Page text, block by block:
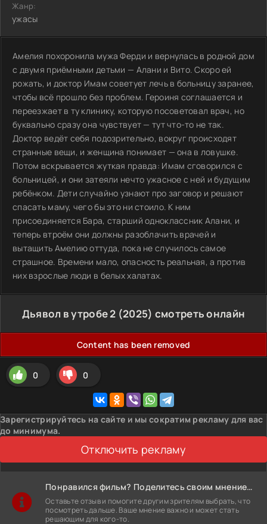
Жанр:
ужасы
Амелия похоронила мужа Ферди и вернулась в родной дом
с двумя приёмными детьми — Алани и Вито. Скоро ей
рожать, и доктор Имам советует лечь в больницу заранее,
чтобы всё прошло без проблем. Героиня соглашается и
переезжает в ту клинику, которую посоветовал врач, но
буквально сразу она чувствует — тут что-то не так.
Доктор ведёт себя подозрительно, вокруг происходят
странные вещи, и женщина понимает — она в ловушке.
Потом вскрывается жуткая правда: Имам сговорился с
больницей, и они затеяли нечто ужасное с ней и будущим
ребёнком. Дети случайно узнают про заговор и решают
спасать маму, чего бы это ни стоило. К ним
присоединяется Бара, старший одноклассник Алани, и
теперь втроём они должны разоблачить врачей и
вытащить Амелию оттуда, пока не случилось самое
страшное. Времени мало, опасность реальная, а против
них взрослые люди в белых халатах.
Дьявол в утробе 2 (2025) смотреть онлайн
Content has been removed
0 0
Зарегистрируйтесь на сайте и мы сократим рекламу для вас
до минимума.
Отключить рекламу
Понравился фильм? Поделитесь своим мнением!
Оставьте отзыв и помогите другим зрителям выбрать, что
посмотреть дальше. Ваше мнение важно и может стать
решающим для кого-то.